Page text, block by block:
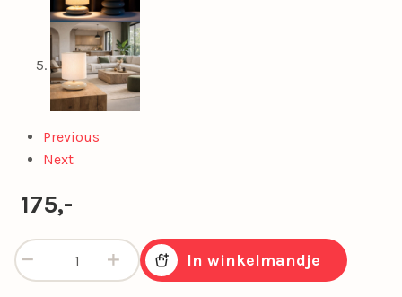
Previous
Next
175,-
Keramische tafellamp in beige/taupe met stoffen kap
In winkelmandje